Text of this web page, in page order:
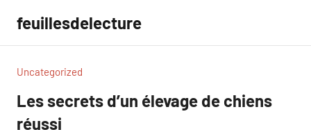
contenu
feuillesdelecture
Uncategorized
Les secrets d’un élevage de chiens
réussi